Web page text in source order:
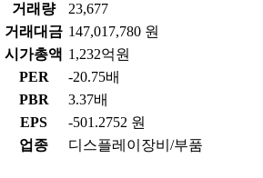
거래량
23,677
거래대금 147,017,780 원
시가총액 1,232억원
PER
-20.75배
PBR
3.37배
EPS
-501.2752 원
업종
디스플레이장비/부품